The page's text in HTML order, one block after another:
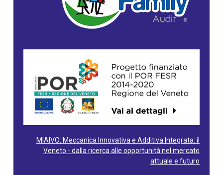
MIAIVO: Meccanica Innovativa e Additiva Integrata: il
Veneto - dalla ricerca alle opportunità nel mercato
attuale e futuro